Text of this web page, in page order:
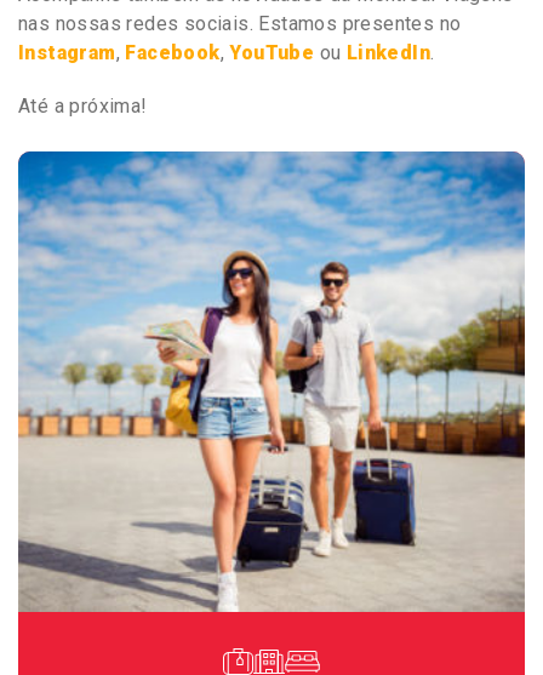
nas nossas redes sociais. Estamos presentes no
Instagram, Facebook, YouTube ou LinkedIn.
Até a próxima!